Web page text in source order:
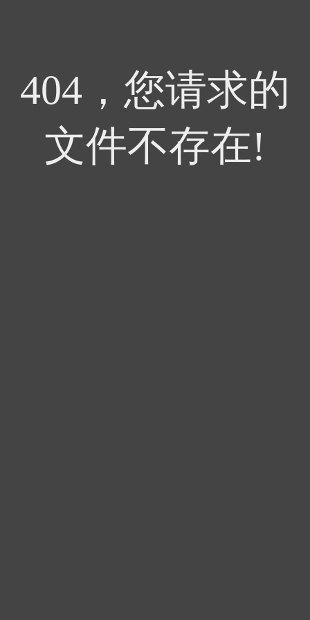
404，您请求的
文件不存在!